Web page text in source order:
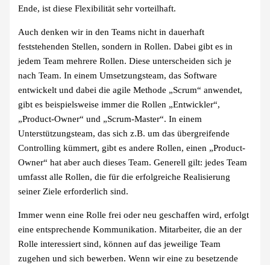
Ende, ist diese Flexibilität sehr vorteilhaft.
Auch denken wir in den Teams nicht in dauerhaft
feststehenden Stellen, sondern in Rollen. Dabei gibt es in
jedem Team mehrere Rollen. Diese unterscheiden sich je
nach Team. In einem Umsetzungsteam, das Software
entwickelt und dabei die agile Methode „Scrum“ anwendet,
gibt es beispielsweise immer die Rollen „Entwickler“,
„Product-Owner“ und „Scrum-Master“. In einem
Unterstützungsteam, das sich z.B. um das übergreifende
Controlling kümmert, gibt es andere Rollen, einen „Product-
Owner“ hat aber auch dieses Team. Generell gilt: jedes Team
umfasst alle Rollen, die für die erfolgreiche Realisierung
seiner Ziele erforderlich sind.
Immer wenn eine Rolle frei oder neu geschaffen wird, erfolgt
eine entsprechende Kommunikation. Mitarbeiter, die an der
Rolle interessiert sind, können auf das jeweilige Team
zugehen und sich bewerben. Wenn wir eine zu besetzende